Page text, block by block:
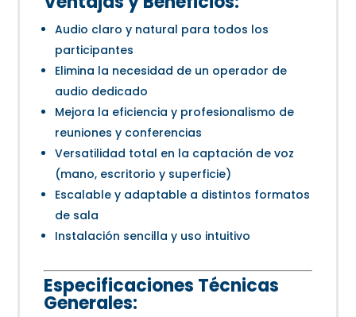
Audio claro y natural para todos los
participantes
Elimina la necesidad de un operador de
audio dedicado
Mejora la eficiencia y profesionalismo de
reuniones y conferencias
Versatilidad total en la captación de voz
(mano, escritorio y superficie)
Escalable y adaptable a distintos formatos
de sala
Instalación sencilla y uso intuitivo
Especificaciones Técnicas
Generales: